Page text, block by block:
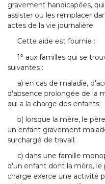
gravement handicapées,
assister ou les remplacer
actes de la vie journalière.
Cette aide est fournie :
1° aux familles qui se
suivantes :
a) en cas de maladie,
d'absence prolongée de la
qui a la charge des enfants;
b) lorsque la mère, le
un enfant gravement
surchargé de travail;
c) dans une famille
d'un enfant dont la mère, le
charge exerce une activité